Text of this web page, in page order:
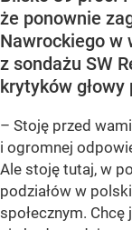
że ponownie
Nawrockiego w
z sondażu SW
krytyków
– Stoję przed
i ogromnej
Ale stoję tutaj, w
podziałów w
społecznym.